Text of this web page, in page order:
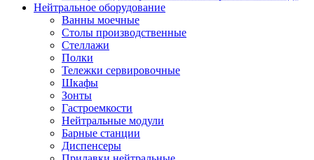
Нейтральное оборудование
Ванны моечные
Столы производственные
Стеллажи
Полки
Тележки сервировочные
Шкафы
Зонты
Гастроемкости
Нейтральные модули
Барные станции
Диспенсеры